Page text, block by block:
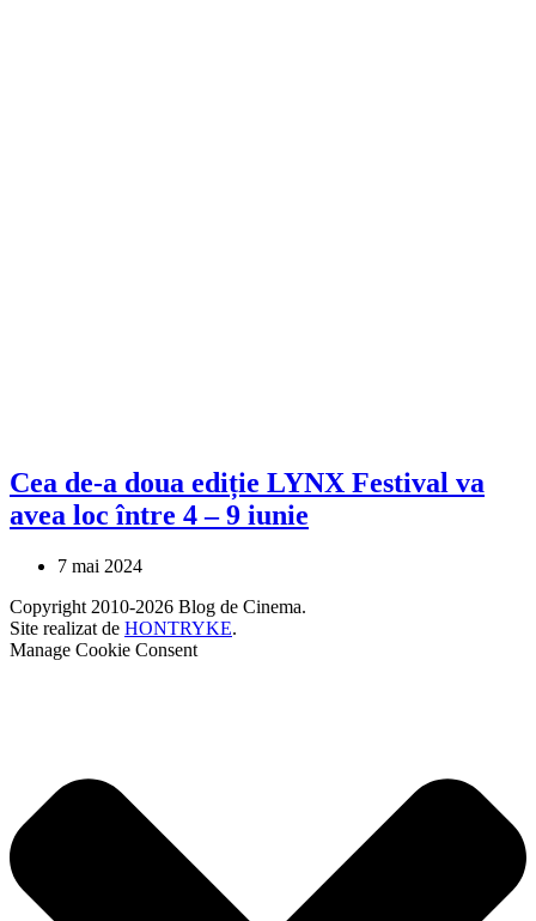
Cea de-a doua ediție LYNX Festival va
avea loc între 4 – 9 iunie
7 mai 2024
Copyright 2010-2026 Blog de Cinema.
Site realizat de HONTRYKE.
Manage Cookie Consent